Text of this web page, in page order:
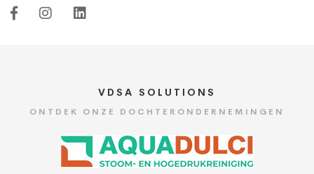
VDSA SOLUTIONS
ONTDEK ONZE DOCHTERONDERNEMINGEN